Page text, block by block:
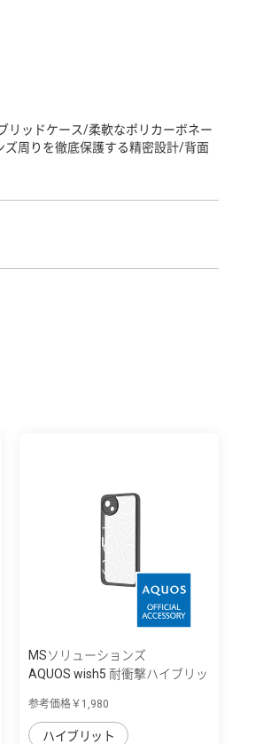
リッドケース/柔軟なポリカーボネー
周りを徹底保護する精密設計/背面
MSソリューションズ
AQUOS wish5 耐衝撃ハイブリッ
参考価格￥1,980
ハイブリット